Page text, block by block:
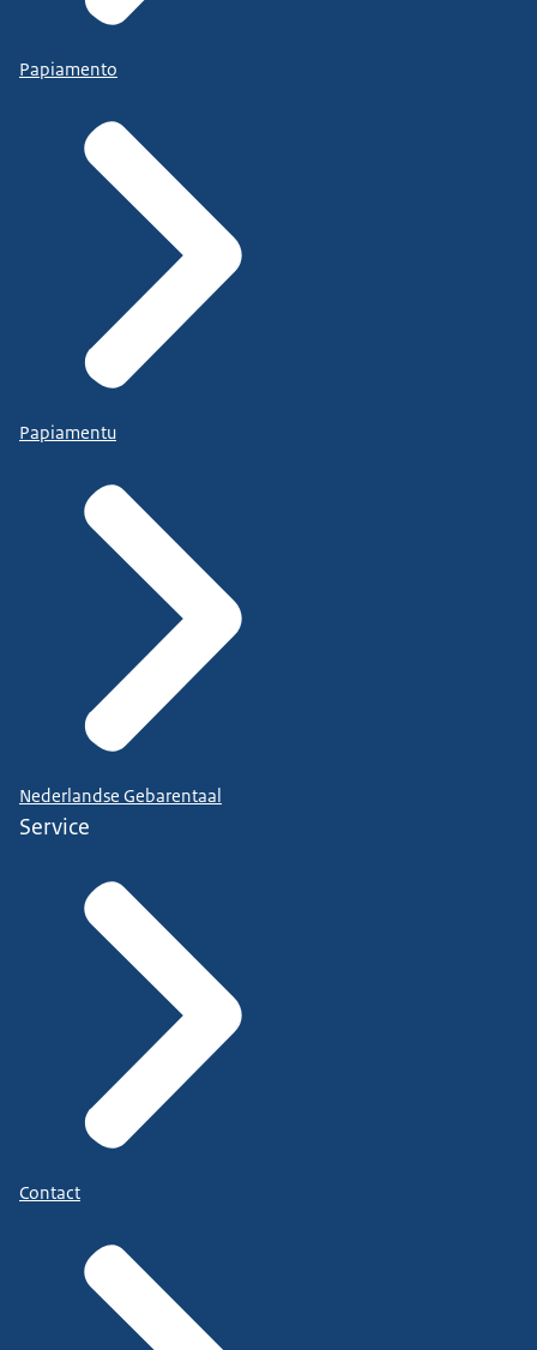
Papiamento
Papiamentu
Nederlandse Gebarentaal
Service
Contact